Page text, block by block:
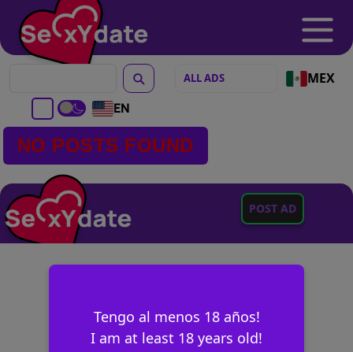
MEX
EN
Tengo al menos 18 años!
I am at least 18 years old!
NO POSTS FOUND
POST AD